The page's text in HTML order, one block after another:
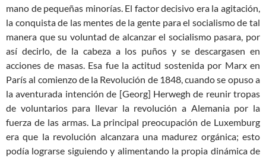
mano de pequeñas minorías. El factor decisivo era la agitación,
la conquista de las mentes de la gente para el socialismo de tal
manera que su voluntad de alcanzar el socialismo pasara, por
así decirlo, de la cabeza a los puños y se descargasen en
acciones de masas. Esa fue la actitud sostenida por Marx en
París al comienzo de la Revolución de 1848,cuando se opuso a
la aventurada intención de [Georg] Herwegh de reunir tropas
de voluntarios para llevar la revolución a Alemania por la
fuerza de las armas. La principal preocupación de Luxemburg
era que la revolución alcanzara una madurez orgánica; esto
podía lograrse siguiendo y alimentando la propia dinámica de